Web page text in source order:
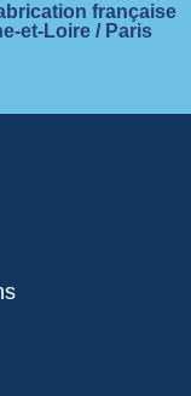
française
et-Loire / Paris